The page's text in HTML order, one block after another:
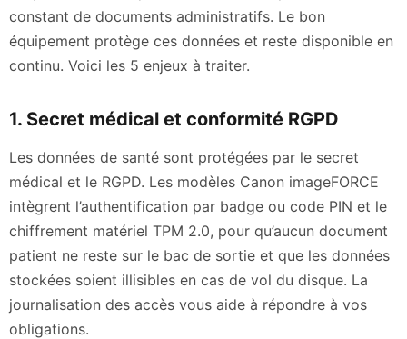
constant de documents administratifs. Le bon
équipement protège ces données et reste disponible en
continu. Voici les 5 enjeux à traiter.
1. Secret médical et conformité RGPD
Les données de santé sont protégées par le secret
médical et le RGPD. Les modèles Canon imageFORCE
intègrent l’authentification par badge ou code PIN et le
chiffrement matériel TPM 2.0, pour qu’aucun document
patient ne reste sur le bac de sortie et que les données
stockées soient illisibles en cas de vol du disque. La
journalisation des accès vous aide à répondre à vos
obligations.